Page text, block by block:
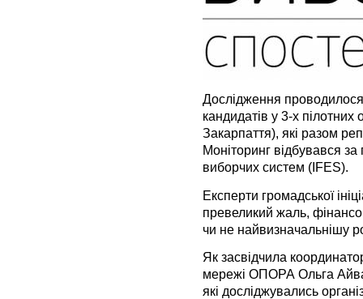
Дослідження
кандидатів у 3-х
Закарпаття), які разом
Моніторинг відбувався
виборчих систем (IFES).
Експерти громадської
превеликий жаль,
чи не найвизначальнішу
Як засвідчила
мережі ОПОРА Ольга
які досліджувались